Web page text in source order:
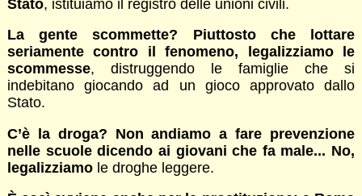
Stato, istituiamo il registro delle unioni civili.
La gente scommette? Piuttosto che lottare
seriamente contro il fenomeno, legalizziamo le
scommesse, distruggendo le famiglie che si
indebitano giocando ad un gioco approvato dallo
Stato.
C’è la droga? Non andiamo a fare prevenzione
nelle scuole dicendo ai giovani che fa male... No,
legalizziamole droghe leggere.